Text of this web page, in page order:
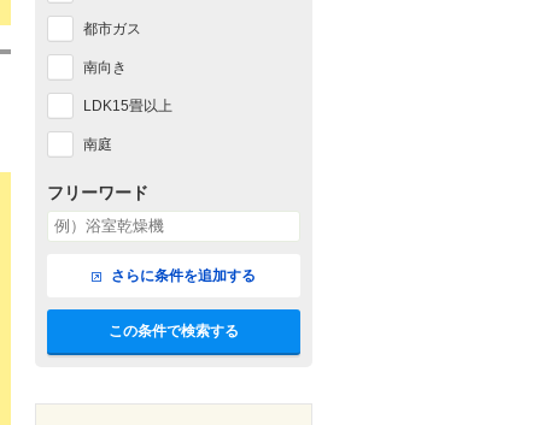
都市ガス
南向き
LDK15畳以上
南庭
フリーワード
さらに条件を追加する
この条件で検索する